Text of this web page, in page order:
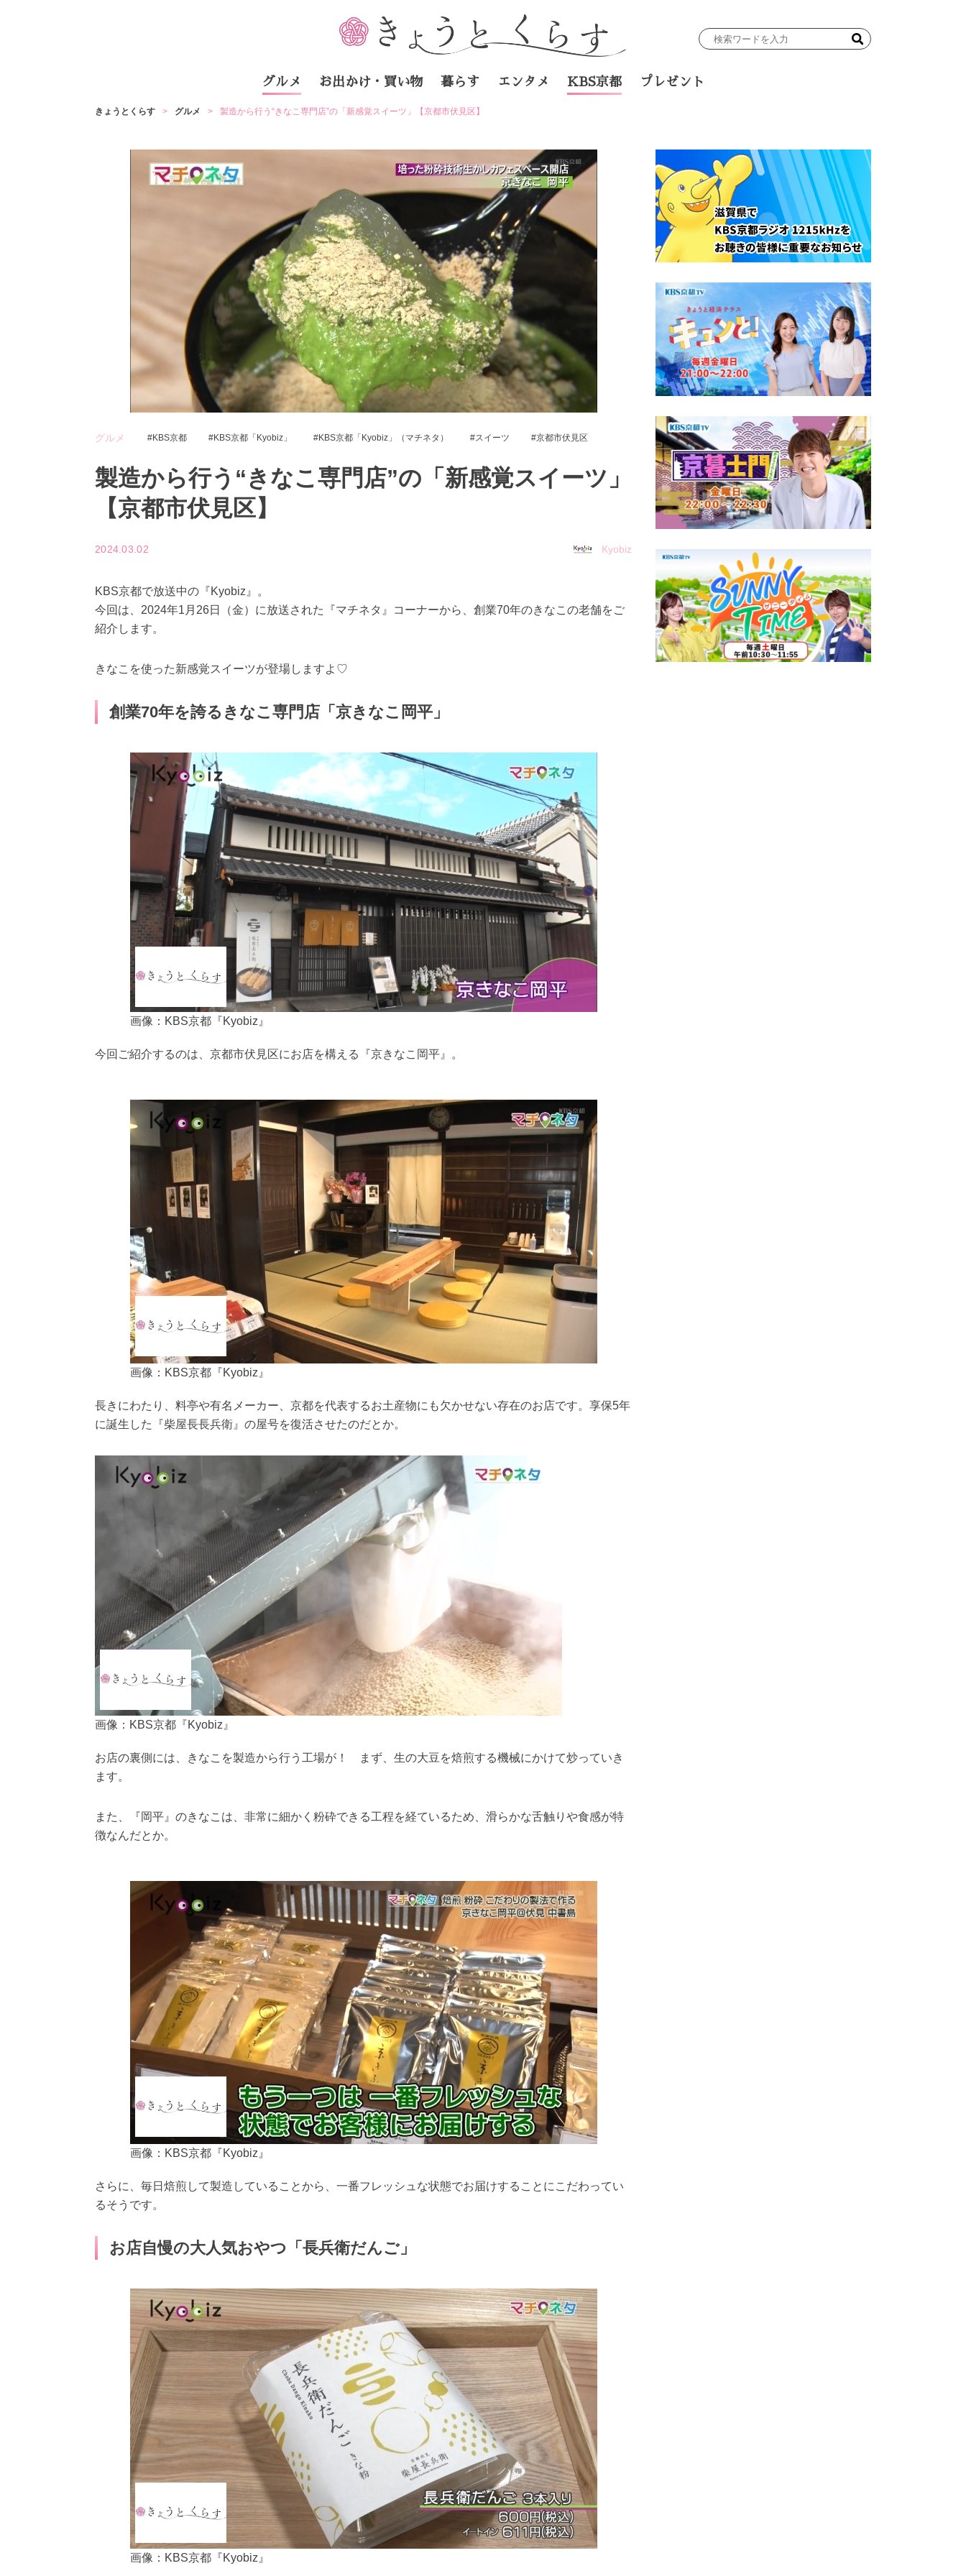
検
力
グルメ お出かけ・買い物 暮らす エンタメ KBS京都 プレゼント
きょうとくらす グルメ 製造から行う“きなこ専門店”の「新感覚スイーツ」【京都市伏見区】
グルメ KBS京都 KBS京都「Kyobiz」 KBS京都「Kyobiz」（マチネタ） スイーツ 京都市伏見区
製造から行う“きなこ専門店”の「新感覚スイーツ」
【京都市伏見区】
2024.03.02 Kyobiz
KBS京都で放送中の『Kyobiz』。
今回は、2024年1月26日（金）に放送された『マチネタ』コーナーから、創業70年のきなこの老舗をご
紹介します。
きなこを使った新感覚スイーツが登場しますよ♡
創業70年を誇るきなこ専門店「京きなこ岡平」
画像：KBS京都『Kyobiz』
今回ご紹介するのは、京都市伏見区にお店を構える『京きなこ岡平』。
画像：KBS京都『Kyobiz』
長きにわたり、料亭や有名メーカー、京都を代表するお土産物にも欠かせない存在のお店です。享保5年
に誕生した『柴屋長長兵衛』の屋号を復活させたのだとか。
画像：KBS京都『Kyobiz』
お店の裏側には、きなこを製造から行う工場が！ まず、生の大豆を焙煎する機械にかけて炒っていき
ます。
また、『岡平』のきなこは、非常に細かく粉砕できる工程を経ているため、滑らかな舌触りや食感が特
徴なんだとか。
画像：KBS京都『Kyobiz』
さらに、毎日焙煎して製造していることから、一番フレッシュな状態でお届けすることにこだわってい
るそうです。
お店自慢の大人気おやつ「長兵衛だんご」
画像：KBS京都『Kyobiz』